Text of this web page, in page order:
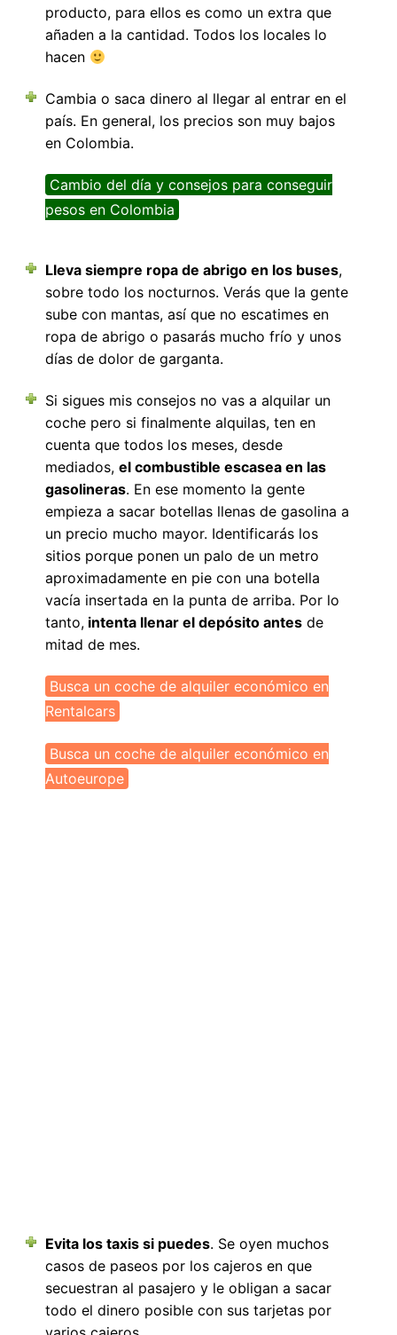
producto, para ellos es como un extra que
añaden a la cantidad. Todos los locales lo
hacen
Cambia o saca dinero al llegar al entrar en el
país. En general, los precios son muy bajos
en Colombia.
Cambio del día y consejos para conseguir
pesos en Colombia
Lleva siempre ropa de abrigo en los buses,
sobre todo los nocturnos. Verás que la gente
sube con mantas, así que no escatimes en
ropa de abrigo o pasarás mucho frío y unos
días de dolor de garganta.
Si sigues mis consejos no vas a alquilar un
coche pero si finalmente alquilas, ten en
cuenta que todos los meses, desde
mediados, el combustible escasea en las
gasolineras. En ese momento la gente
empieza a sacar botellas llenas de gasolina a
un precio mucho mayor. Identificarás los
sitios porque ponen un palo de un metro
aproximadamente en pie con una botella
vacía insertada en la punta de arriba. Por lo
tanto,intenta llenar el depósito antesde
mitad de mes.
Busca un coche de alquiler económico en
Rentalcars
Busca un coche de alquiler económico en
Autoeurope
Evita los taxis si puedes. Se oyen muchos
casos de paseos por los cajeros en que
secuestran al pasajero y le obligan a sacar
todo el dinero posible con sus tarjetas por